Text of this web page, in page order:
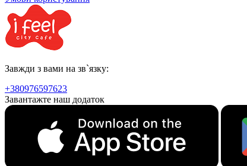
Завжди з вами на зв`язку:
+380976597623
Завантажте наш додаток